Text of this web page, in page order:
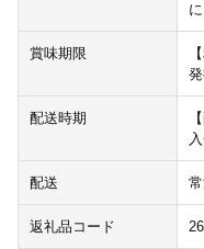
賞味期限
配送時期
配送
返礼品コード